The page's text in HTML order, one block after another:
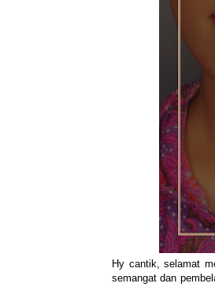
Hy cantik, selamat
semangat dan